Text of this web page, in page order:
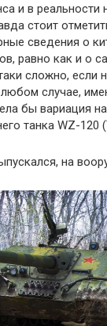
и в реальности
стоит
сведения о
равно как и о
сложно, если
случае,
бы вариация
танка WZ-120
на